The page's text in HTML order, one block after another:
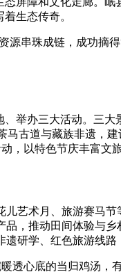
生态传奇。
串珠成链，成功摘
办三大活动。三大
古道与藏族非遗，
，以特色节庆丰富文
艺术月、旅游赛马节
，推动田间体验与
研学、红色旅游线路
心底的当归鸡汤，